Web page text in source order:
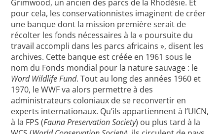
Grimwood, un ancien des parcs de la Rhodésie. Et
pour cela, les conservationnistes imaginent de créer
une banque dont la mission première serait de
récolter les fonds nécessaires à la « poursuite du
travail accompli dans les parcs africains », disent les
archives. Cette banque est créée en 1961 sous le
nom du Fonds mondial pour la nature sauvage : le
Word Wildlife Fund. Tout au long des années 1960 et
1970, le WWF va alors permettre à des
administrateurs coloniaux de se reconvertir en
experts internationaux. Qu’ils appartiennent à l’UICN,
à la FPS (Fauna Preservation Society) ou plus tard à la